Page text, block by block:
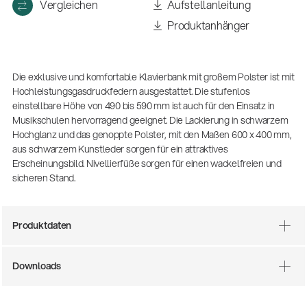
13860-200-25
Mit dabei, wenn Fußballgeschichte
geschrieben wird: Mikrofonieren am
Vergleichen
Aufstellanleitung
Produktanhänger
Die exklusive und komfortable Klavierbank mit großem Polster ist mit
Hochleistungsgasdruckfedern ausgestattet. Die stufenlos
einstellbare Höhe von 490 bis 590 mm ist auch für den Einsatz in
Musikschulen hervorragend geeignet. Die Lackierung in schwarzem
Hochglanz und das genoppte Polster, mit den Maßen 600 x 400 mm,
aus schwarzem Kunstleder sorgen für ein attraktives
Erscheinungsbild. Nivellierfüße sorgen für einen wackelfreien und
sicheren Stand.
Produktdaten
Downloads